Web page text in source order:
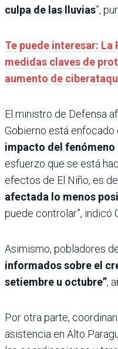
culpa de las lluvias”,
Te puede interesar:
medidas claves de
aumento de
El ministro de Defensa
Gobierno está enfocado
impacto del fenómeno
esfuerzo que se está
efectos de El Niño, es
afectada lo menos
puede controlar”, indicó
Asimismo, pobladores
informados sobre el
setiembre u octubre”,
Por otra parte,
asistencia en Alto